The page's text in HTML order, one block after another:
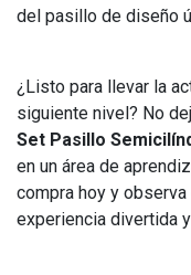
del pasillo de diseño
¿Listo para llevar la
siguiente nivel? No
Set Pasillo
en un área de
compra hoy y
experiencia divertida